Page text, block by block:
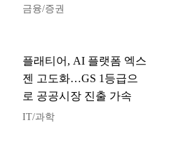
금융/증권
플래티어, AI 플랫폼 엑스
젠 고도화…GS 1등급으
로 공공시장 진출 가속
IT/과학